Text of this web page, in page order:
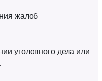
жалоб
уголовного дела или